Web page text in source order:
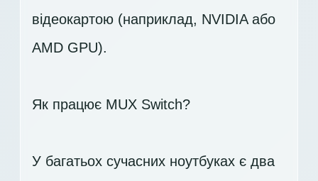
відеокартою (наприклад, NVIDIA або
AMD GPU).
Як працює MUX Switch?
У багатьох сучасних ноутбуках є два